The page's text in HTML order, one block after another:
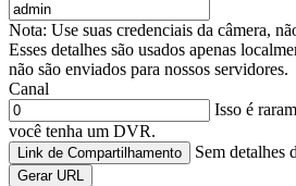
Nota: Use suas credenciais da câmera,
Esses detalhes são usados apenas
não são enviados para nossos servidores.
Canal
Isso é
você tenha um DVR.
Link de Compartilhamento Sem detalhes
Gerar URL